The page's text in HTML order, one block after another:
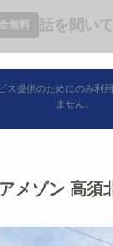
無料 話を聞い
ス提供のためにのみ利
ません。
メゾン 高須